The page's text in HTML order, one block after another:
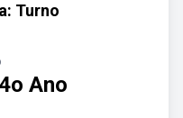
Turno
Ano